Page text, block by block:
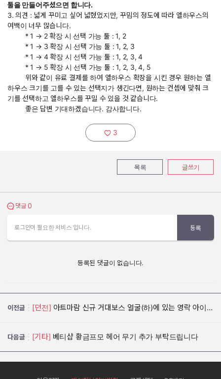
툴을 만들어주셨으면 합니다.
3. 의견 : 넓게 꾸미고 싶어 넓혔었지만, 꾸밈의 정도에 따라 엘하우스의
여백이 너무 많습니다.
* 1 → 2 확장 시 선택 가능 툴 : 1, 2
* 1 → 3 확장 시 선택 가능 툴 : 1, 2, 3
* 1 → 4 확장 시 선택 가능 툴 : 1, 2, 3, 4
* 1 → 5 확장 시 선택 가능 툴 : 1, 2, 3, 4, 5
위와 같이 유료 결제를 하여 엘하우스 확장을 시킨 경우 원하는 엘
하우스 크기를 고를 수 있는 선택지가 생긴다면, 원하는 컨셉에 맞춰 크
기를 선택하고 엘하우스를 꾸밀 수 있을 것 같습니다.
좋은 답변 기대하겠습니다. 감사합니다.
추천하기:
3
목록 글쓰기
댓글 보기
댓글 0
로그인이 필요한 서비스 입니다. 등록
등록된 댓글이 없습니다.
이전글 [던전] 아트마람 신규 거대보스 얼굴(하)에 있는 영락 아이템 개선안 하나 드리고자 합니다
다음글 [기타] 베티샵 황금프모 헤어 무기 추가 부탁드립니다